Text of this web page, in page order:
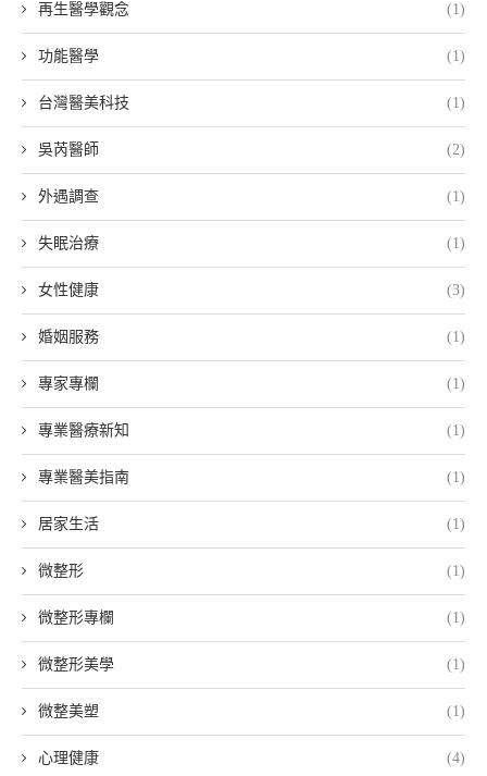
再生醫學觀念 (1)
功能醫學 (1)
台灣醫美科技 (1)
吳芮醫師 (2)
外遇調查 (1)
失眠治療 (1)
女性健康 (3)
婚姻服務 (1)
專家專欄 (1)
專業醫療新知 (1)
專業醫美指南 (1)
居家生活 (1)
微整形 (1)
微整形專欄 (1)
微整形美學 (1)
微整美塑 (1)
心理健康 (4)